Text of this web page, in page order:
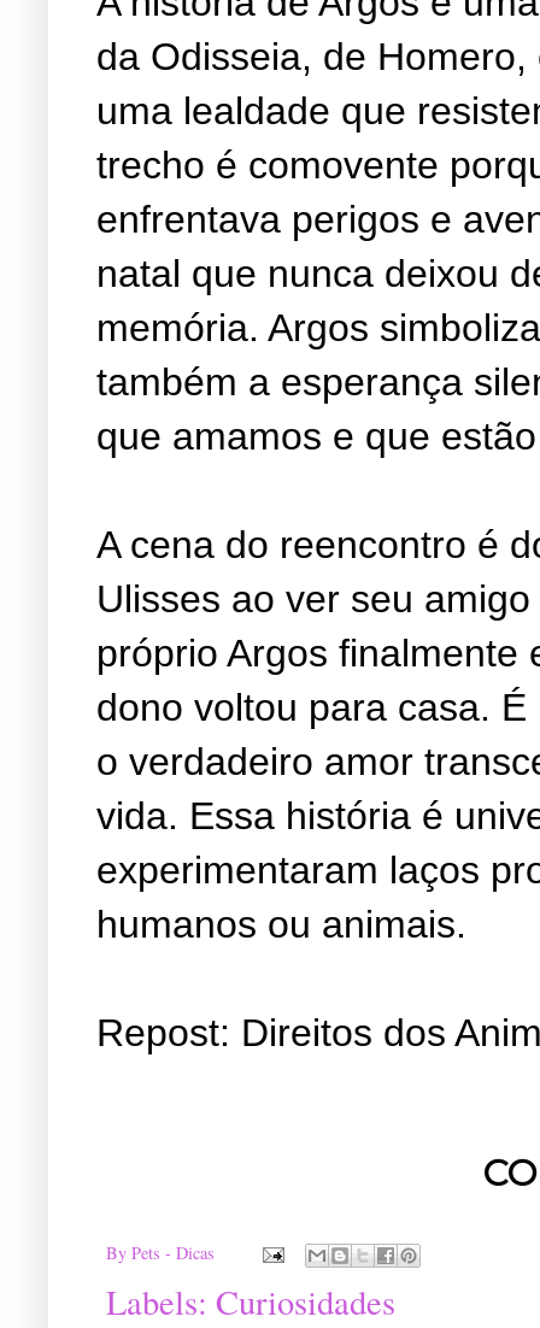
da Odisseia, de
uma lealdade que
trecho é comovente
enfrentava perigos e
natal que nunca deixou
memória. Argos
também a esperança
que amamos e que
A cena do reencontro é
Ulisses ao ver seu
próprio Argos finalmente
dono voltou para casa.
o verdadeiro amor
vida. Essa história é
experimentaram laços
humanos ou animais.
Repost: Direitos dos
By Pets - Dicas
Labels: Curiosidades